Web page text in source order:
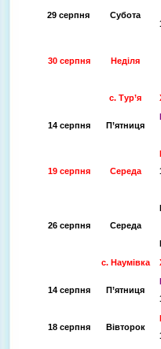
29 серпня Субота
30 серпня Неділя
с. Тур’я
14 серпня П’ятниця
19 серпня Середа
26 серпня Середа
с. Наумівка
14 серпня П’ятниця
18 серпня Вівторок